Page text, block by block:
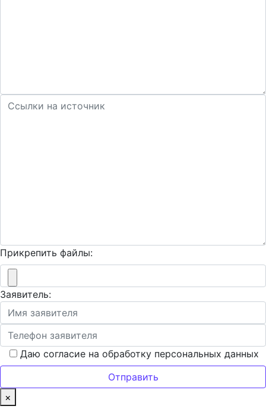
Прикрепить файлы:
Заявитель:
Даю согласие на обработку персональных данных
×